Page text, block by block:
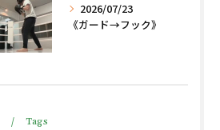
2026/07/23
《ガード→フック》
Tags